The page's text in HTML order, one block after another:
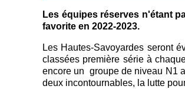
Les équipes réserves n'étant
favorite en 2022-2023.
Les Hautes-Savoyardes seront
classées première série à
encore un groupe de niveau N1
deux incontournables, la lutte